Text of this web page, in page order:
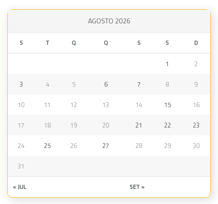
AGOSTO 2026
S T Q Q S S D
1 2
3 4 5 6 7 8 9
10 11 12 13 14 15 16
17 18 19 20 21 22 23
24 25 26 27 28 29 30
31
« JUL SET »